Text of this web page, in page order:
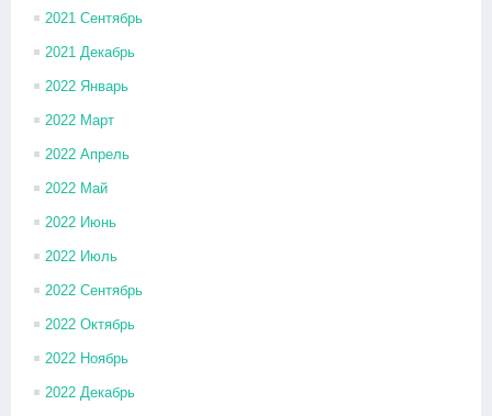
2021 Сентябрь
2021 Декабрь
2022 Январь
2022 Март
2022 Апрель
2022 Май
2022 Июнь
2022 Июль
2022 Сентябрь
2022 Октябрь
2022 Ноябрь
2022 Декабрь